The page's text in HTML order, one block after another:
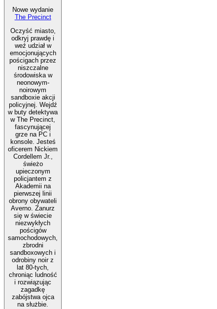
Nowe wydanie
The Precinct
Oczyść miasto,
odkryj prawdę i
weź udział w
emocjonujących
pościgach przez
niszczalne
środowiska w
neonowym-
noirowym
sandboxie akcji
policyjnej. Wejdź
w buty detektywa
w The Precinct,
fascynującej
grze na PC i
konsole. Jesteś
oficerem Nickiem
Cordellem Jr.,
świeżo
upieczonym
policjantem z
Akademii na
pierwszej linii
obrony obywateli
Averno. Zanurz
się w świecie
niezwykłych
pościgów
samochodowych,
zbrodni
sandboxowych i
odrobiny noir z
lat 80-tych,
chroniąc ludność
i rozwiązując
zagadkę
zabójstwa ojca
na służbie.